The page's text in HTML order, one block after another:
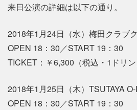
来日公演の詳細は以下の通り。
2018年1月24日（水）梅田クラブ
OPEN 18：30／START 19：30
TICKET：￥6,300（税込・1ドリン
2018年1月25日（木）TSUTAYA
OPEN 18：30／START 19：30